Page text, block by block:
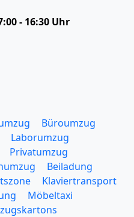
- 16:30 Uhr
Büroumzug
Laborumzug
Privatumzug
Beiladung
Klaviertransport
Möbeltaxi